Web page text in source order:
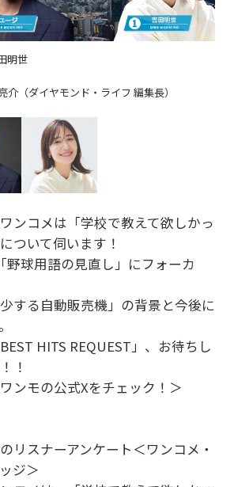
明世
介（ダイヤモンド・ライフ 編集長）
ンコメは「学校で教えて欲しかっ
ついて伺います！
野球用語の見直し」にフォーカ
する自動販売機」の背景と今後に
HITS REQUEST」、お待ちし
！
ンモの公式Xをチェック！＞
リスナーアンケート＜ワンコメ・
ジ＞